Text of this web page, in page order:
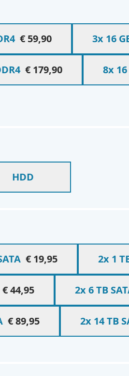
€ 59,90 3x 16
€ 179,90 8x 16
HDD
€ 19,95 2x 1
€ 44,95 2x 6 TB
€ 89,95 2x 14 TB